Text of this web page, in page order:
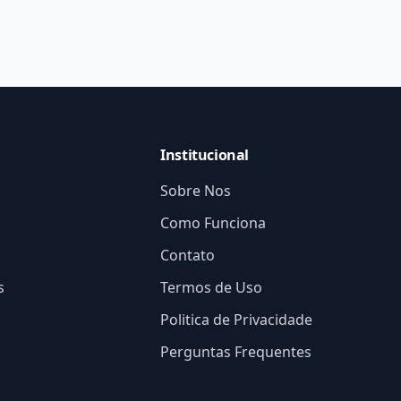
Institucional
Sobre Nos
Como Funciona
Contato
Termos de Uso
Politica de Privacidade
Perguntas Frequentes